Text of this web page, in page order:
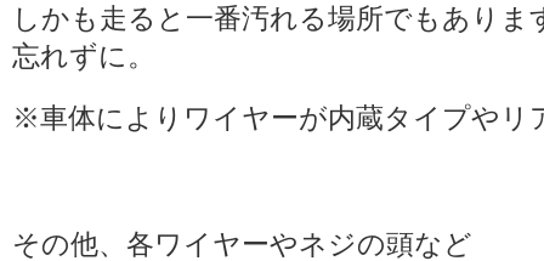
しかも走ると一番汚れる場所でもあり
忘れずに。
※車体によりワイヤーが内蔵タイプやリ
その他、各ワイヤーやネジの頭など